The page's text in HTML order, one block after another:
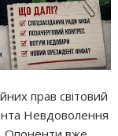
прав світовий
Невдоволення